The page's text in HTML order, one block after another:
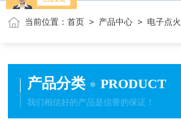
当前位置：首页 > 产品中心 > 电子点
产品分类 PRODUCT
我们相信好的产品是信誉的保证！